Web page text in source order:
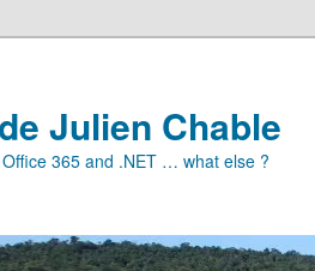
Julien Chable
365 and .NET … what else ?